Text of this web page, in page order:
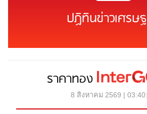
ปฏิทินข่าวเศรษ
ราคาทอง
8 สิงหาคม 2569 |